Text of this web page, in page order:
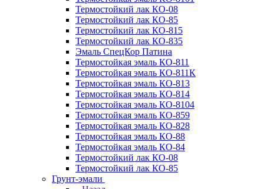
Термостойкий лак КО-08
Термостойкий лак КО-85
Термостойкий лак КО-815
Термостойкий лак КО-835
Эмаль СпецКор Патина
Термостойкая эмаль КО-811
Термостойкая эмаль КО-811К
Термостойкая эмаль КО-813
Термостойкая эмаль КО-814
Термостойкая эмаль КО-8104
Термостойкая эмаль КО-859
Термостойкая эмаль КО-828
Термостойкая эмаль КО-88
Термостойкая эмаль КО-84
Термостойкий лак КО-08
Термостойкий лак КО-85
Грунт-эмали